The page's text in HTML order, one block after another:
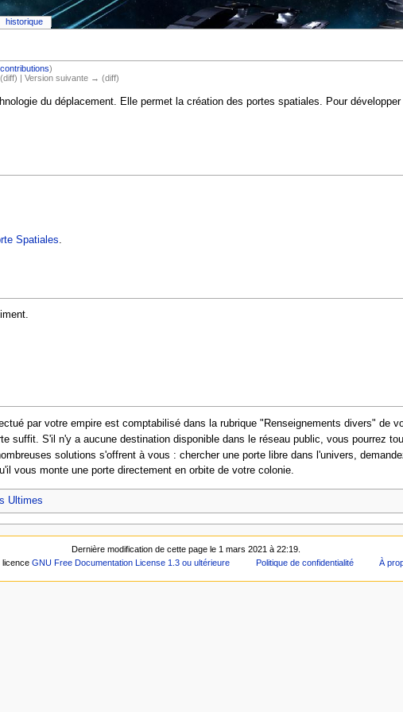
contributions)
| Version suivante → (diff)
du déplacement. Elle permet la création des portes spatiales. Pour
Spatiales.
par votre empire est comptabilisé dans la rubrique "Renseignements divers" de
suffit. S'il n'y a aucune destination disponible dans le réseau public, vous pourrez
solutions s'offrent à vous : chercher une porte libre dans l'univers,
vous monte une porte directement en orbite de votre colonie.
Ultimes
historique
Dernière modification de cette page le 1 mars 2021 à 22:19.
licence GNU Free Documentation License 1.3 ou ultérieure Politique de confidentialité À